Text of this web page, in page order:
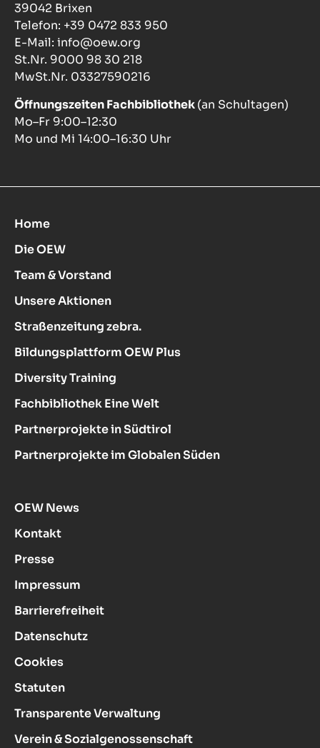
39042 Brixen
Telefon: +39 0472 833 950
E-Mail: info@oew.org
St.Nr. 9000 98 30 218
MwSt.Nr. 03327590216
Öffnungszeiten Fachbibliothek(an Schultagen)
Mo–Fr 9:00–12:30
Mo und Mi 14:00–16:30 Uhr
Home
Die OEW
Team & Vorstand
Unsere Aktionen
Straßenzeitung zebra.
Bildungsplattform OEW Plus
Diversity Training
Fachbibliothek Eine Welt
Partnerprojekte in Südtirol
Partnerprojekte im Globalen Süden
OEW News
Kontakt
Presse
Impressum
Barrierefreiheit
Datenschutz
Cookies
Statuten
Transparente Verwaltung
Verein & Sozialgenossenschaft